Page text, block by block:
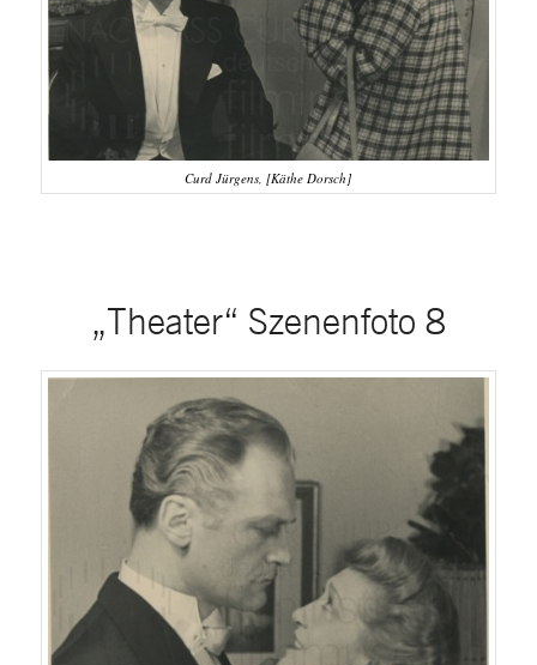
Curd Jürgens, [Käthe Dorsch]
„Theater“ Szenenfoto 8